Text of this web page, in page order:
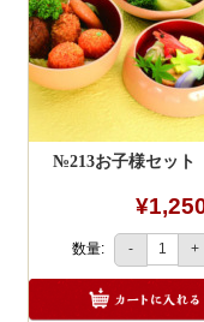
会社概要
お問い合わせ
ログイン・マイページ
特定商取引法に基づく表記
商品をお店
ス付きです
10,000円以
不要の場合
№213お子様セット
数量: - +